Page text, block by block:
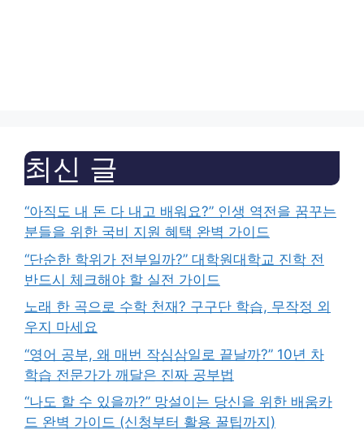
최신 글
“아직도 내 돈 다 내고 배워요?” 인생 역전을 꿈꾸는
분들을 위한 국비 지원 혜택 완벽 가이드
“단순한 학위가 전부일까?” 대학원대학교 진학 전
반드시 체크해야 할 실전 가이드
노래 한 곡으로 수학 천재? 구구단 학습, 무작정 외
우지 마세요
“영어 공부, 왜 매번 작심삼일로 끝날까?” 10년 차
학습 전문가가 깨달은 진짜 공부법
“나도 할 수 있을까?” 망설이는 당신을 위한 배움카
드 완벽 가이드 (신청부터 활용 꿀팁까지)